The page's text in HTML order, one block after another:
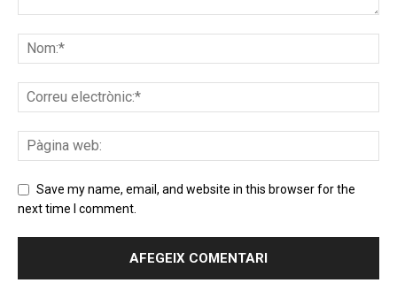
Save my name, email, and website in this browser for the
next time I comment.